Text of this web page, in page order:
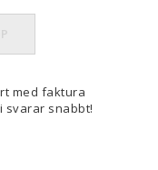
med faktura
svarar snabbt!